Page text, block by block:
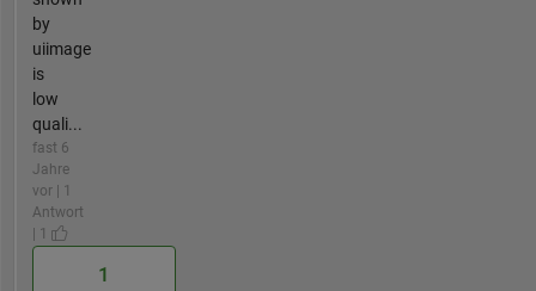
by
uiimage
is
low
quali...
fast 6
Jahre
vor | 1
Antwort
| 1
1